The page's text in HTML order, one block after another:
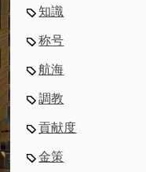
知識
称号
航海
調教
貢献度
金策